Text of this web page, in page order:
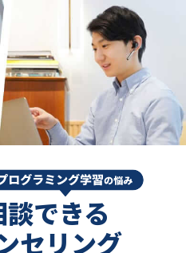
できる
セリング